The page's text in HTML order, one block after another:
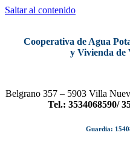
Saltar al contenido
Cooperativa de Agua
y Vivienda de
Belgrano 357 – 5903 Villa
Tel.: 3534068590/
Guardia: